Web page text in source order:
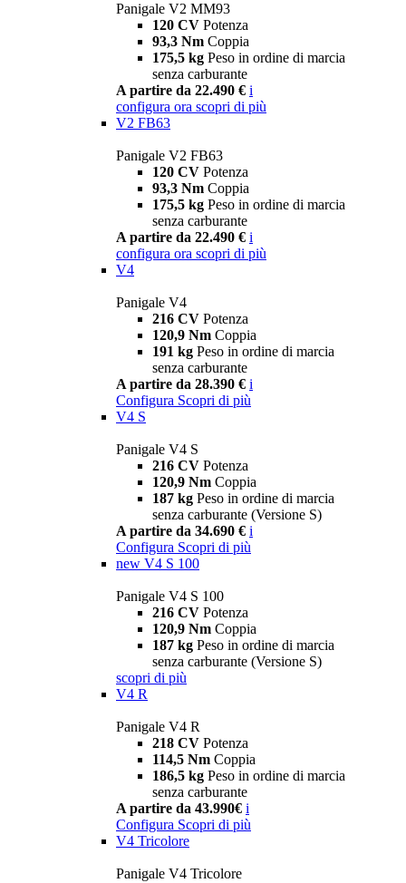
Panigale V2 MM93
120 CV Potenza
93,3 Nm Coppia
175,5 kg Peso in ordine di marcia
senza carburante
A partire da 22.490 € i
configura ora scopri di più
V2 FB63
Panigale V2 FB63
120 CV Potenza
93,3 Nm Coppia
175,5 kg Peso in ordine di marcia
senza carburante
A partire da 22.490 € i
configura ora scopri di più
V4
Panigale V4
216 CV Potenza
120,9 Nm Coppia
191 kg Peso in ordine di marcia
senza carburante
A partire da 28.390 € i
Configura Scopri di più
V4 S
Panigale V4 S
216 CV Potenza
120,9 Nm Coppia
187 kg Peso in ordine di marcia
senza carburante (Versione S)
A partire da 34.690 € i
Configura Scopri di più
new V4 S 100
Panigale V4 S 100
216 CV Potenza
120,9 Nm Coppia
187 kg Peso in ordine di marcia
senza carburante (Versione S)
scopri di più
V4 R
Panigale V4 R
218 CV Potenza
114,5 Nm Coppia
186,5 kg Peso in ordine di marcia
senza carburante
A partire da 43.990€ i
Configura Scopri di più
V4 Tricolore
Panigale V4 Tricolore